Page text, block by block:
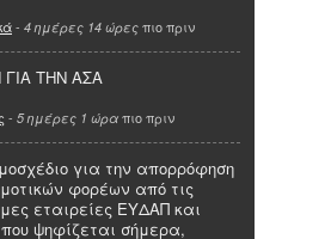
- 4 ημέρες 14 ώρες πιο πριν
ΤΗΝ ΑΣΑ
- 5 ημέρες 1 ώρα πιο πριν
για την απορρόφηση
φορέων από τις
εταιρείες ΕΥΔΑΠ και
ψηφίζεται σήμερα,